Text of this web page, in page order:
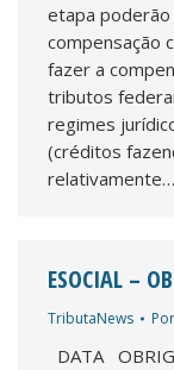
etapa poderão
compensação
fazer a
tributos
regimes
(créditos
relativamente…
ESOCIAL –
TributaNews Por
DATA